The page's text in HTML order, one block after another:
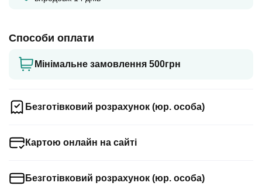
Способи оплати
Мінімальне замовлення 500грн
Безготівковий розрахунок (юр. особа)
Картою онлайн на сайті
Безготівковий розрахунок (юр. особа)